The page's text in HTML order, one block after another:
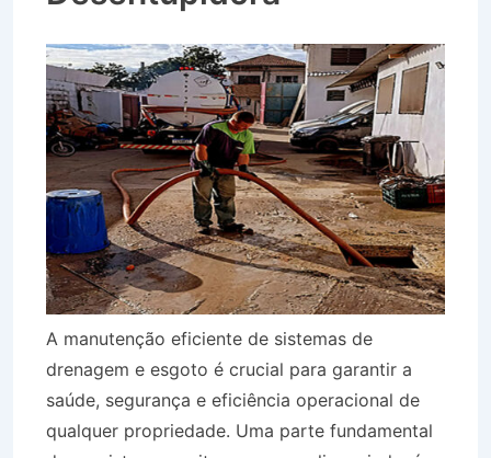
A manutenção eficiente de sistemas de
drenagem e esgoto é crucial para garantir a
saúde, segurança e eficiência operacional de
qualquer propriedade. Uma parte fundamental